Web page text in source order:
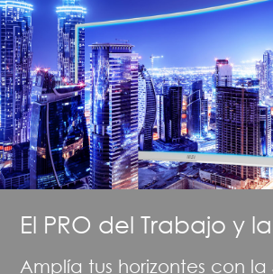
El PRO del Trabajo y
Amplía tus horizontes con la